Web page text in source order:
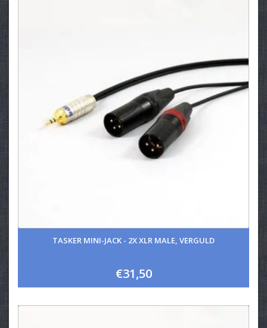
TASKER MINI-JACK - 2X XLR MALE, VERGULD
€31,50